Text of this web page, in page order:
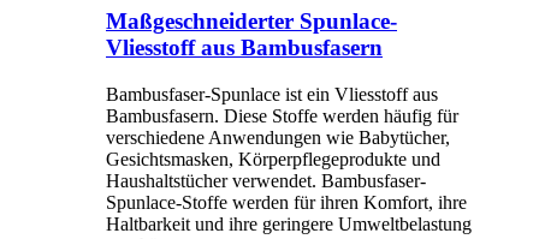
Maßgeschneiderter Spunlace-
Vliesstoff aus Bambusfasern
Bambusfaser-Spunlace ist ein Vliesstoff aus
Bambusfasern. Diese Stoffe werden häufig für
verschiedene Anwendungen wie Babytücher,
Gesichtsmasken, Körperpflegeprodukte und
Haushaltstücher verwendet. Bambusfaser-
Spunlace-Stoffe werden für ihren Komfort, ihre
Haltbarkeit und ihre geringere Umweltbelastung